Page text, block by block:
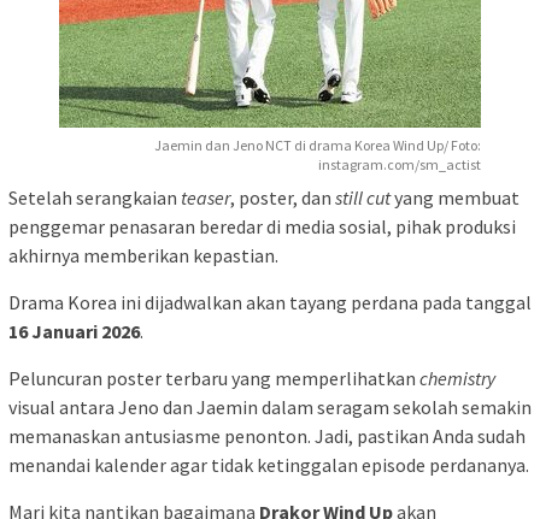
Jaemin dan Jeno NCT di drama Korea Wind Up/ Foto:
instagram.com/sm_actist
Setelah serangkaian teaser, poster, dan still cutyang membuat
penggemar penasaran beredar di media sosial, pihak produksi
akhirnya memberikan kepastian.
Drama Korea ini dijadwalkan akan tayang perdana pada tanggal
16 Januari 2026.
Peluncuran poster terbaru yang memperlihatkan chemistry
visual antara Jeno dan Jaemin dalam seragam sekolah semakin
memanaskan antusiasme penonton. Jadi, pastikan Anda sudah
menandai kalender agar tidak ketinggalan episode perdananya.
Mari kita nantikan bagaimana Drakor Wind Upakan